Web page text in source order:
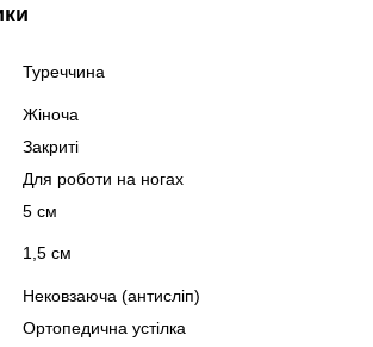
Туреччина
Жіноча
Закриті
Для роботи на ногах
5 см
1,5 см
Нековзаюча (антисліп)
Ортопедична устілка